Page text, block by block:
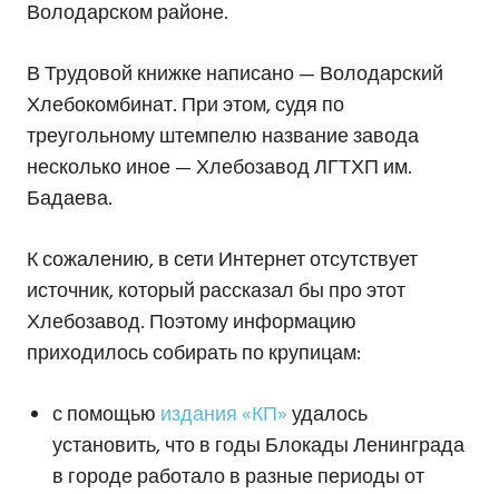
Володарском районе.
В Трудовой книжке написано — Володарский
Хлебокомбинат. При этом, судя по
треугольному штемпелю название завода
несколько иное — Хлебозавод ЛГТХП им.
Бадаева.
К сожалению, в сети Интернет отсутствует
источник, который рассказал бы про этот
Хлебозавод. Поэтому информацию
приходилось собирать по крупицам:
с помощью издания «КП»удалось
установить, что в годы Блокады Ленинграда
в городе работало в разные периоды от